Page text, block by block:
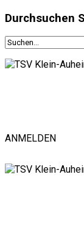
Durchsuchen
ANMELDEN